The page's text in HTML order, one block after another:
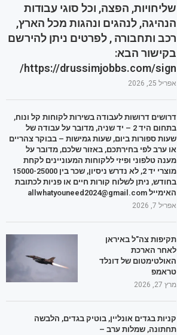
שליחויות, הפצה, וכל סוגי עבודות
הנהיגה, לנהגים ונהגות מכל הארץ,
רכב ותחבורה , לפרטים ניתן להירשם
בקישור הבא:
https://drussimjobbs.com/sign/
אפריל 25, 2026
דרושים דרושות לעבודה בשירות לקוחות קל ונוח,
בתחום היד 2 – יד שניה, מדובר על עבודה של
שעות ספורות ביום, שעות גמישות – בבוקר צהריים
או ערב לפי בחירתכם, באזור שלכם, מדובר על
מענה טלפוני ופיזי ללקוחות המעוניינים לקחת
מוצרי יד 2, לא נדרש ניסיון, שכר בין 15000-25000
בחודש, ניתן לשלוח קורות חיים או פניות לכתובת
האימייל allwhatyouneed2024@gmail.com
אפריל 7, 2026
תקיפות צה"ל באיראן
לאחר הארכת
האולטימטום של דונלד
טראמפ
מרץ 27, 2026
קניות בגדים אונליין, בוטיק בגדים, הלבשה
תחתונה, שמלות ערב –